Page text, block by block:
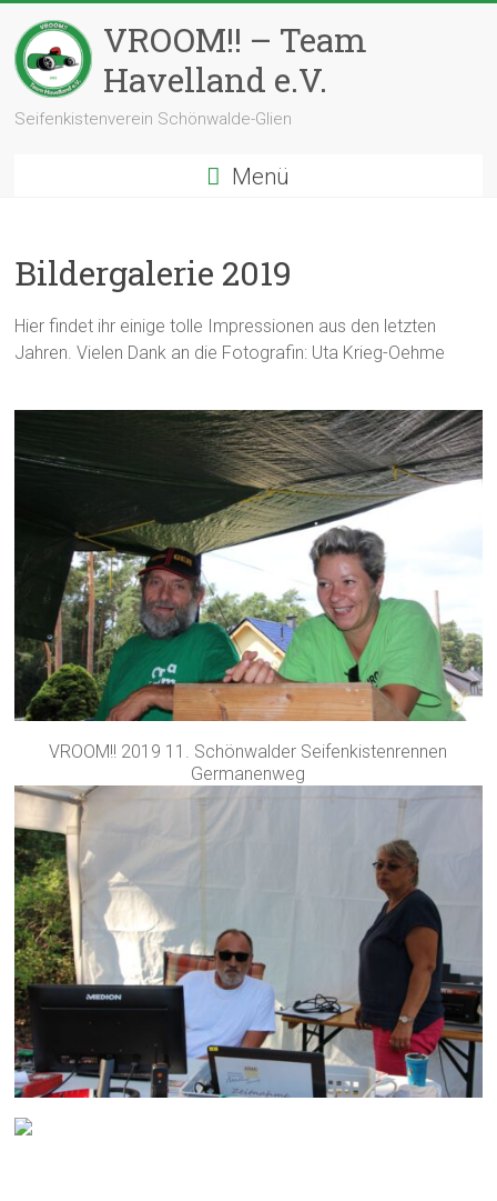
Inhalt
springen
VROOM!! – Team
Havelland e.V.
Seifenkistenverein Schönwalde-Glien
Menü
Bildergalerie 2019
Hier findet ihr einige tolle Impressionen aus den letzten
Jahren. Vielen Dank an die Fotografin: Uta Krieg-Oehme
VROOM!! 2019 11. Schönwalder Seifenkistenrennen
Germanenweg